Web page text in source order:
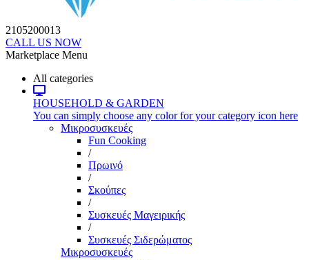
2105200013
CALL US NOW
Marketplace Menu
All categories
HOUSEHOLD & GARDEN
You can simply choose any color for your category icon here
Μικροσυσκευές
Fun Cooking
/
Πρωινό
/
Σκούπες
/
Συσκευές Μαγειρικής
/
Συσκευές Σιδερώματος
Μικροσυσκευές